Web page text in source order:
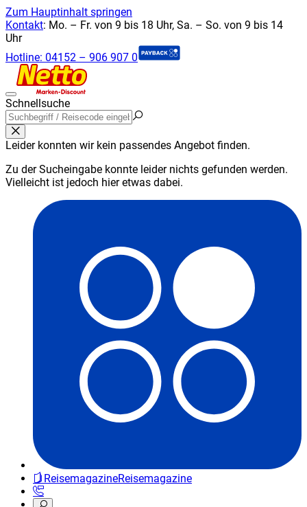
Zum Hauptinhalt springen
Kontakt: Mo. – Fr. von 9 bis 18 Uhr, Sa. – So. von 9 bis 14
Uhr
Hotline: 04152 – 906 907 0
Schnellsuche
Leider konnten wir kein passendes Angebot finden.
Zu der Sucheingabe konnte leider nichts gefunden werden.
Vielleicht ist jedoch hier etwas dabei.
ReisemagazineReisemagazine